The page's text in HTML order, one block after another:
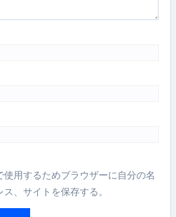
使用するためブラウザーに自分の名
、サイトを保存する。